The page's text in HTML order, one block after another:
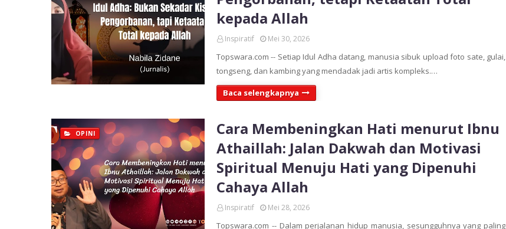
kepada Allah
Inspiratif Mei 30, 2026
Topswara.com -- Setiap Idul Adha datang, manusia sibuk upload foto sate, gulai,
tongseng, dan kambing yang mendadak jadi artis kompleks.…
Baca selengkapnya
OPINI
Cara Membeningkan Hati menurut Ibnu
Athaillah: Jalan Dakwah dan Motivasi
Spiritual Menuju Hati yang Dipenuhi
Cahaya Allah
Inspiratif Mei 28, 2026
Topswara.com -- Dalam perjalanan hidup manusia, sesungguhnya yang paling